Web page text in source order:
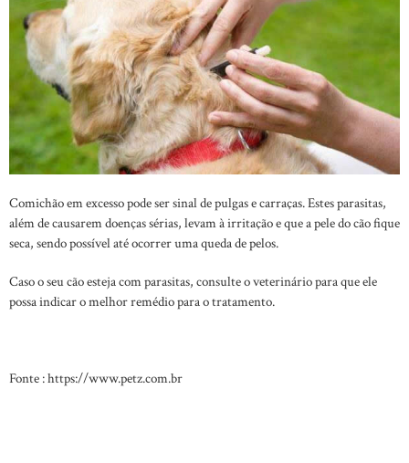
Comichão em excesso pode ser sinal de pulgas e carraças. Estes parasitas,
além de causarem doenças sérias, levam à irritação e que a pele do cão fique
seca, sendo possível até ocorrer uma queda de pelos.
Caso o seu cão esteja com parasitas, consulte o veterinário para que ele
possa indicar o melhor remédio para o tratamento.
Fonte : https://www.petz.com.br